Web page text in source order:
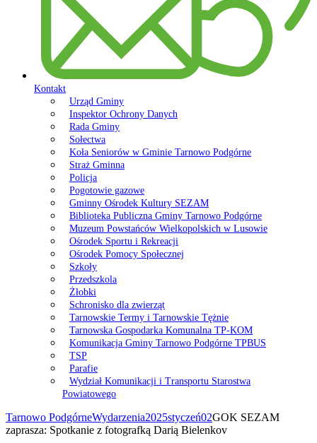
Kontakt
Urząd Gminy
Inspektor Ochrony Danych
Rada Gminy
Sołectwa
Koła Seniorów w Gminie Tarnowo Podgórne
Straż Gminna
Policja
Pogotowie gazowe
Gminny Ośrodek Kultury SEZAM
Biblioteka Publiczna Gminy Tarnowo Podgórne
Muzeum Powstańców Wielkopolskich w Lusowie
Ośrodek Sportu i Rekreacji
Ośrodek Pomocy Społecznej
Szkoły
Przedszkola
Żłobki
Schronisko dla zwierząt
Tarnowskie Termy i Tarnowskie Tężnie
Tarnowska Gospodarka Komunalna TP-KOM
Komunikacja Gminy Tarnowo Podgórne TPBUS
TSP
Parafie
Wydział Komunikacji i Transportu Starostwa
Powiatowego
Tarnowo PodgórneWydarzenia2025styczeń02GOK SEZAM
zaprasza: Spotkanie z fotografką Darią Bielenkov